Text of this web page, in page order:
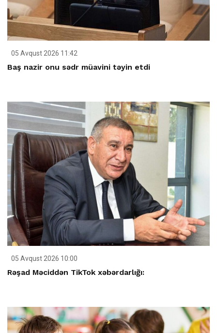
05 Avqust 2026 11:42
Baş nazir onu sədr müavini təyin etdi
05 Avqust 2026 10:00
Rəşad Məciddən TikTok xəbərdarlığı: